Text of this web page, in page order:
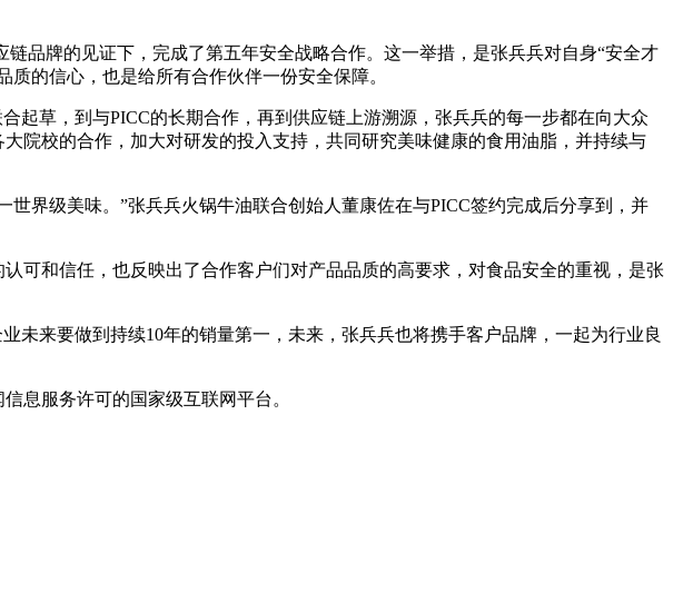
牌的见证下，完成了第五年安全战略合作。这一举措，是张兵兵对自身“安全才
的信心，也是给所有合作伙伴一份安全保障。
草，到与PICC的长期合作，再到供应链上游溯源，张兵兵的每一步都在向大众
院校的合作，加大对研发的投入支持，共同研究美味健康的食用油脂，并持续与
界级美味。”张兵兵火锅牛油联合创始人董康佐在与PICC签约完成后分享到，并
和信任，也反映出了合作客户们对产品品质的高要求，对食品安全的重视，是张
来要做到持续10年的销量第一，未来，张兵兵也将携手客户品牌，一起为行业良
息服务许可的国家级互联网平台。